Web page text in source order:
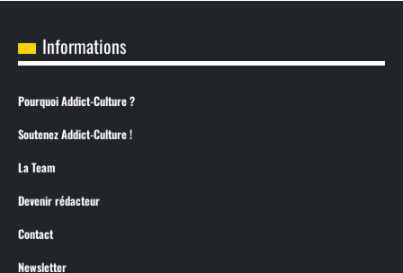
Informations
Pourquoi Addict-Culture ?
Soutenez Addict-Culture !
La Team
Devenir rédacteur
Contact
Newsletter